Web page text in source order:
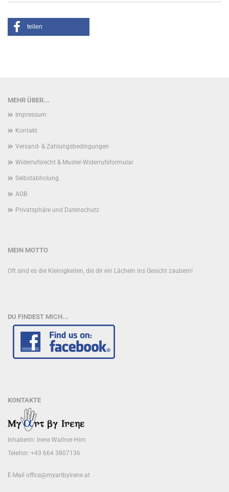
teilen
MEHR ÜBER...
Impressum
Kontakt
Versand- & Zahlungsbedingungen
Widerrufsrecht & Muster-Widerrufsformular
Selbstabholung
AGB
Privatsphäre und Datenschutz
MEIN MOTTO
Oft sind es die Kleinigkeiten, die dir ein Lächeln ins Gesicht zaubern!
DU FINDEST MICH...
KONTAKTE
Inhaberin: Irene Wallner-Hirn
Telefon: +43 664 3807136
E-Mail office@myartbyirene.at